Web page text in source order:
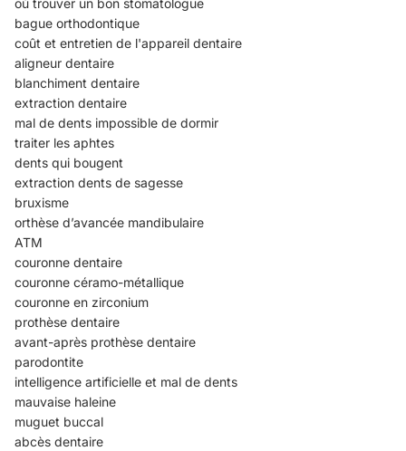
où trouver un bon stomatologue
bague orthodontique
coût et entretien de l'appareil dentaire
aligneur dentaire
blanchiment dentaire
extraction dentaire
mal de dents impossible de dormir
traiter les aphtes
dents qui bougent
extraction dents de sagesse
bruxisme
orthèse d’avancée mandibulaire
ATM
couronne dentaire
couronne céramo-métallique
couronne en zirconium
prothèse dentaire
avant-après prothèse dentaire
parodontite
intelligence artificielle et mal de dents
mauvaise haleine
muguet buccal
abcès dentaire